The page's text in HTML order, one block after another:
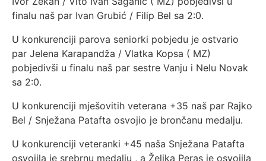
finalu naš par Ivan Grubić / Filip Bel sa 2:0.
U konkurenciji parova seniorki pobjedu je ostvario
par Jelena Karapandža / Vlatka Kopsa ( MZ)
pobjedivši u finalu naš par sestre Vanju i Nelu Novak
sa 2:0.
U konkurenciji mješovitih veterana +35 naš par Rajko
Bel / Snježana Patafta osvojio je brončanu medalju.
U konkurenciji veteranki +45 naša Snježana Patafta
osvojila je srebrnu medalju , a Željka Peras je osvojila